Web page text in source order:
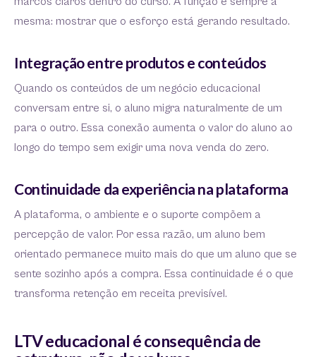
mesma: mostrar que o esforço está gerando resultado.
Integração entre produtos e conteúdos
Quando os conteúdos de um negócio educacional
conversam entre si, o aluno migra naturalmente de um
para o outro. Essa conexão aumenta o valor do aluno ao
longo do tempo sem exigir uma nova venda do zero.
Continuidade da experiência na plataforma
A plataforma, o ambiente e o suporte compõem a
percepção de valor. Por essa razão, um aluno bem
orientado permanece muito mais do que um aluno que se
sente sozinho após a compra. Essa continuidade é o que
transforma retenção em receita previsível.
LTV educacional é consequência de